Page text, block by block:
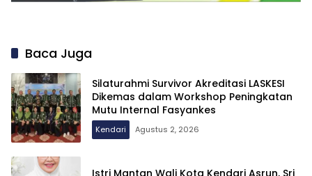
Baca Juga
Silaturahmi Survivor Akreditasi LASKESI
Dikemas dalam Workshop Peningkatan
Mutu Internal Fasyankes
Kendari Agustus 2, 2026